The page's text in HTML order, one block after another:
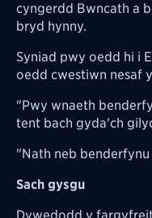
cyngerdd Bwncath a
bryd hynny.
Syniad pwy oedd hi i
oedd cwestiwn nesaf
"Pwy wnaeth
tent bach gyda'ch
"Nath neb
Sach gysgu